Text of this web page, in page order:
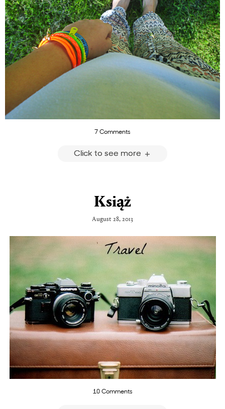
7 Comments
Click to see more
Książ
August 28, 2013
10 Comments